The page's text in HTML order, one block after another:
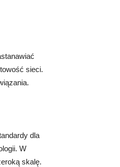
sieci.
dla
W
skalę.